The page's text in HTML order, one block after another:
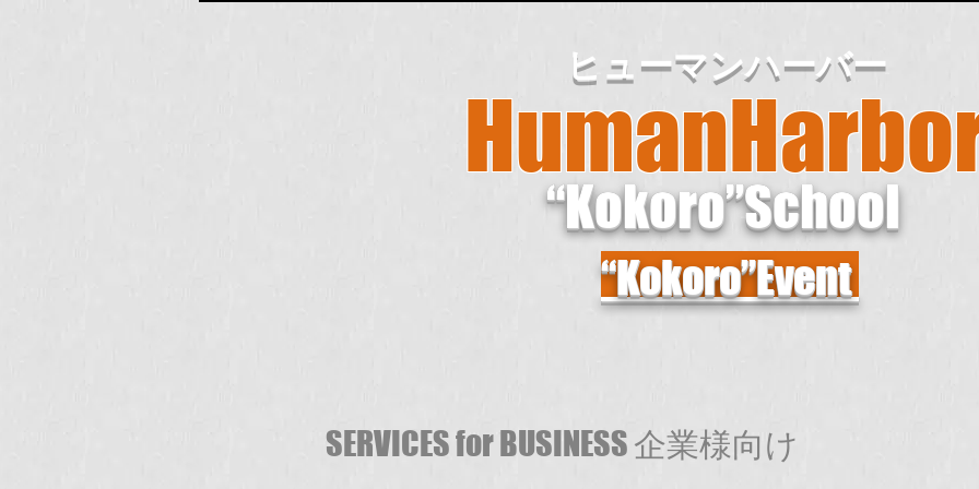
​ヒューマンハーバー
“Kokoro”School
“Kokoro”Event
SERVICES for BUSINESS 企業様向け